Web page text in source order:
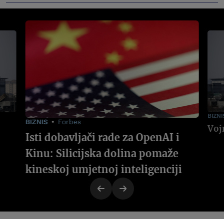
BIZNIS Forbes
Isti dobavljači rade za OpenAI i
Kinu: Silicijska dolina pomaže
kineskoj umjetnoj inteligenciji